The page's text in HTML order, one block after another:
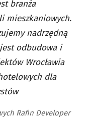
branża
mieszkaniowych.
nadrzędną
odbudowa i
Wrocławia
dla
Rafin Developer